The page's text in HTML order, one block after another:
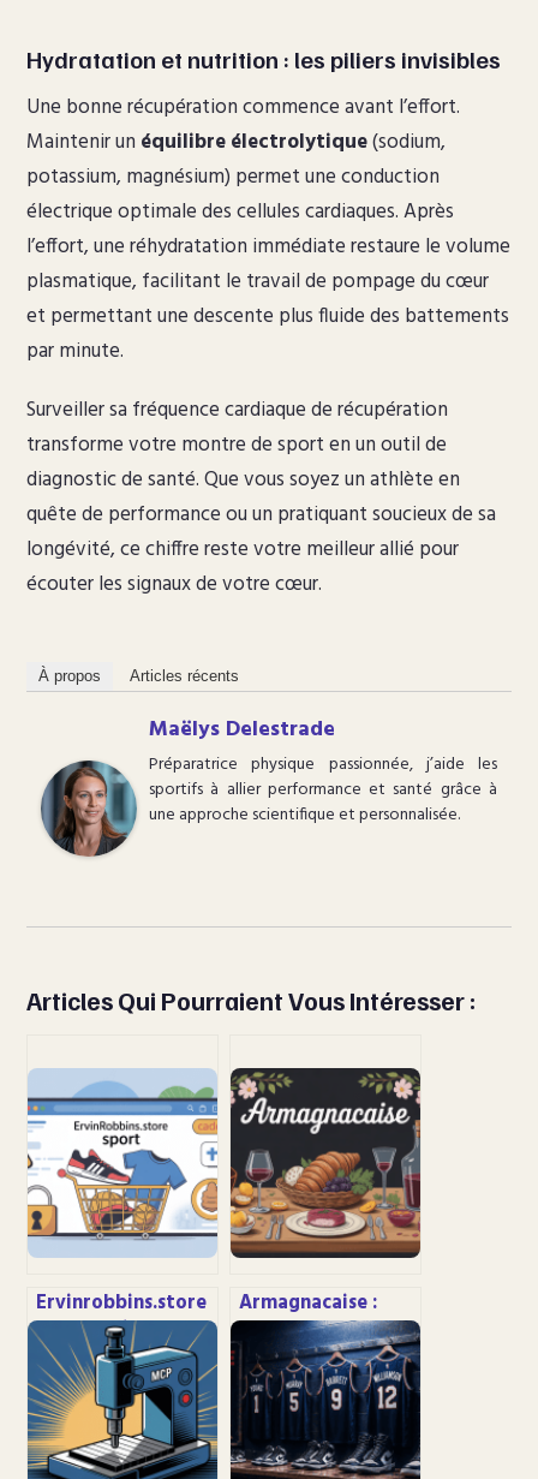
Hydratation et nutrition : les piliers invisibles
Une bonne récupération commence avant l’effort.
Maintenir un équilibre électrolytique(sodium,
potassium, magnésium) permet une conduction
électrique optimale des cellules cardiaques. Après
l’effort, une réhydratation immédiate restaure le volume
plasmatique, facilitant le travail de pompage du cœur
et permettant une descente plus fluide des battements
par minute.
Surveiller sa fréquence cardiaque de récupération
transforme votre montre de sport en un outil de
diagnostic de santé. Que vous soyez un athlète en
quête de performance ou un pratiquant soucieux de sa
longévité, ce chiffre reste votre meilleur allié pour
écouter les signaux de votre cœur.
À propos Articles récents
Maëlys Delestrade
Préparatrice physique passionnée, j’aide les
sportifs à allier performance et santé grâce à
une approche scientifique et personnalisée.
Articles Qui Pourraient Vous Intéresser :
Ervinrobbins.store
sport : avis,
fiabilité et guide
avant d’acheter
Armagnacaise :
tout comprendre
sur cette spécialité
du sud-ouest